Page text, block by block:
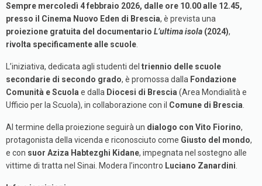
Sempre mercoledì 4 febbraio 2026, dalle ore 10.00 alle 12.45,
presso il Cinema Nuovo Eden di Brescia, è prevista una
proiezione gratuita del documentario L’ultima isola (2024),
rivolta specificamente alle scuole
L’iniziativa, dedicata agli studenti del triennio delle scuole
secondarie di secondo grado, è promossa dalla Fondazione
Comunità e Scuola e dalla Diocesi di Brescia (Area Mondialità e
Ufficio per la Scuola), in collaborazione con il Comune di Brescia
Al termine della proiezione seguirà un dialogo con Vito Fiorino,
protagonista della vicenda e riconosciuto come Giusto del mondo,
e con suor Aziza Habtezghi Kidane, impegnata nel sostegno alle
vittime di tratta nel Sinai. Modera l’incontro Luciano Zanardini